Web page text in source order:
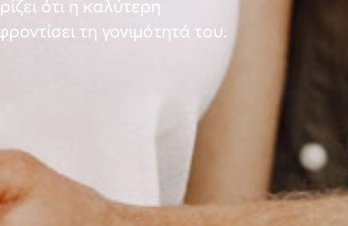
ότι η καλύτερη
τη γονιμότητά του.